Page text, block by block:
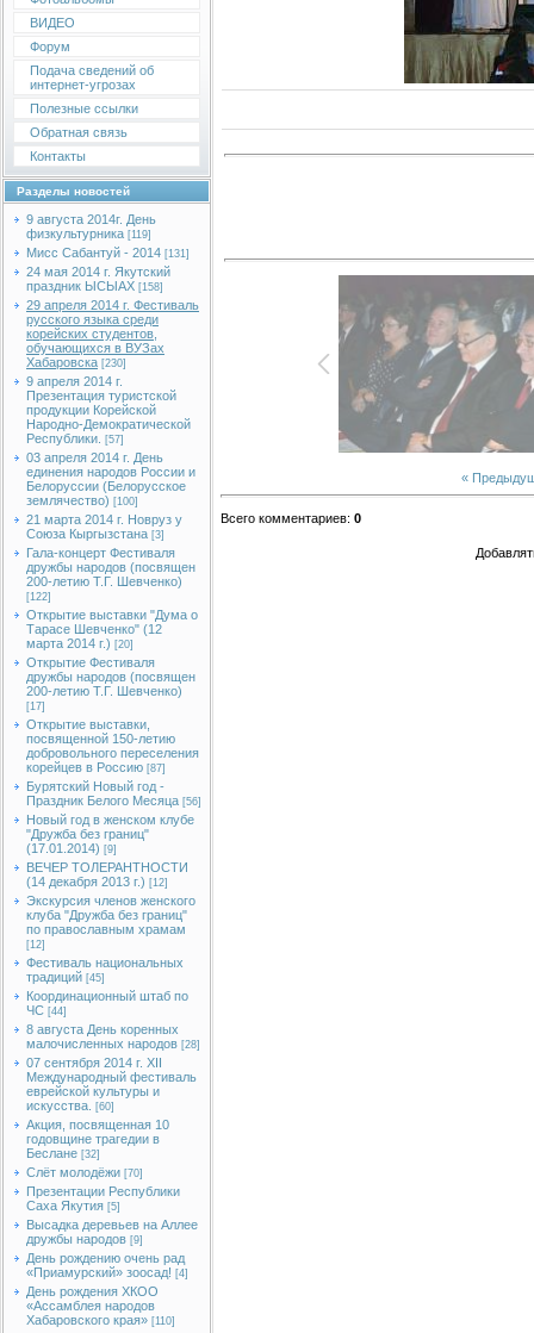
ВИДЕО
Форум
Подача сведений об
интернет-угрозах
Полезные ссылки
Обратная связь
Контакты
Разделы новостей
9 августа 2014г. День
физкультурника [119]
Мисс Сабантуй - 2014 [131]
24 мая 2014 г. Якутский
праздник ЫСЫАХ [158]
29 апреля 2014 г. Фестиваль
русского языка среди
корейских студентов,
обучающихся в ВУЗах
Хабаровска [230]
9 апреля 2014 г.
Презентация туристской
продукции Корейской
Народно-Демократической
Республики.
[57]
03 апреля 2014 г. День
единения народов России и
Белоруссии (Белорусское
землячество) [100]
21 марта 2014 г. Новруз у
Союза Кыргызстана [3]
Гала-концерт Фестиваля
дружбы народов (посвящен
200-летию Т.Г. Шевченко)
[122]
Открытие выставки "Дума о
Тарасе Шевченко" (12
марта 2014 г.) [20]
Открытие Фестиваля
дружбы народов (посвящен
200-летию Т.Г. Шевченко)
[17]
Открытие выставки,
посвященной 150-летию
добровольного переселения
корейцев в Россию [87]
Бурятский Новый год -
Праздник Белого Месяца [56]
Новый год в женском клубе
"Дружба без границ"
(17.01.2014) [9]
ВЕЧЕР ТОЛЕРАНТНОСТИ
(14 декабря 2013 г.) [12]
Экскурсия членов женского
клуба "Дружба без границ"
по православным храмам
[12]
Фестиваль национальных
традиций [45]
Координационный штаб по
ЧС [44]
8 августа День коренных
малочисленных народов [28]
07 сентября 2014 г. XII
Международный фестиваль
еврейской культуры и
искусства.
[60]
Акция, посвященная 10
годовщине трагедии в
Беслане [32]
Слёт молодёжи [70]
Презентации Республики
Саха Якутия [5]
Высадка деревьев на Аллее
дружбы народов [9]
День рождению очень рад
«Приамурский» зоосад! [4]
День рождения ХКОО
«Ассамблея народов
Хабаровского края» [110]
«
Всего комментариев: 0